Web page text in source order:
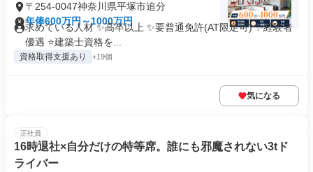
〒254-0047神奈川県平塚市追分
年俸600万円～1000万円
求めている人材 ✨高卒以上 ✨要普通免許(AT限定可) ✨経験者
優遇 ⭐建築士資格を...
資格取得支援あり +19個
気になる
正社員
16時退社×自分だけの特等席。誰にも邪魔されない3tド
ライバー